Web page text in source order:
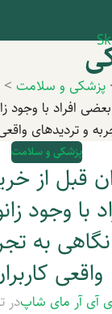
پزشکی و سلامت >
افراد با وجود
و تردیدهای
پزشکی و سلامت
قبل از
با وجود
به
واقعی
آی آر مای شاپدر